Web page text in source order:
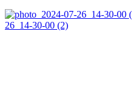
26_14-30-00 (2)